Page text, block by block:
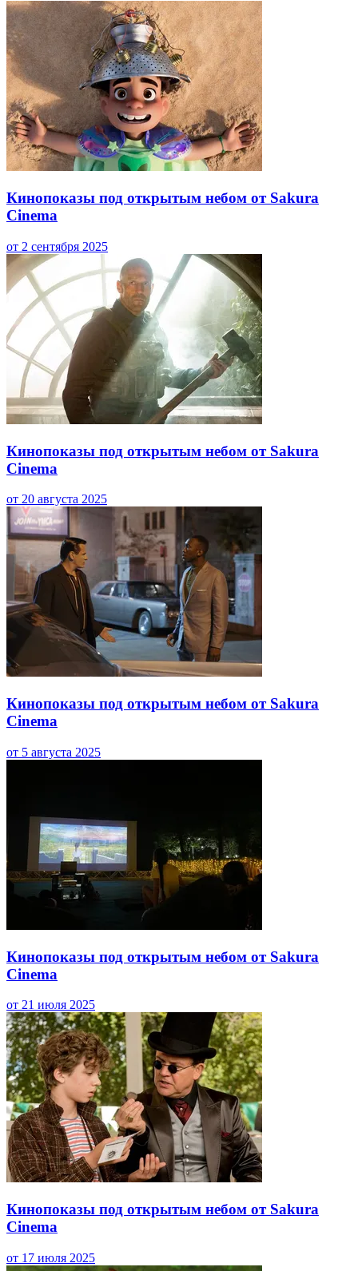
Кинопоказы под открытым небом от Sakura
Cinema
от 2 сентября 2025
Кинопоказы под открытым небом от Sakura
Cinema
от 20 августа 2025
Кинопоказы под открытым небом от Sakura
Cinema
от 5 августа 2025
Кинопоказы под открытым небом от Sakura
Cinema
от 21 июля 2025
Кинопоказы под открытым небом от Sakura
Cinema
от 17 июля 2025